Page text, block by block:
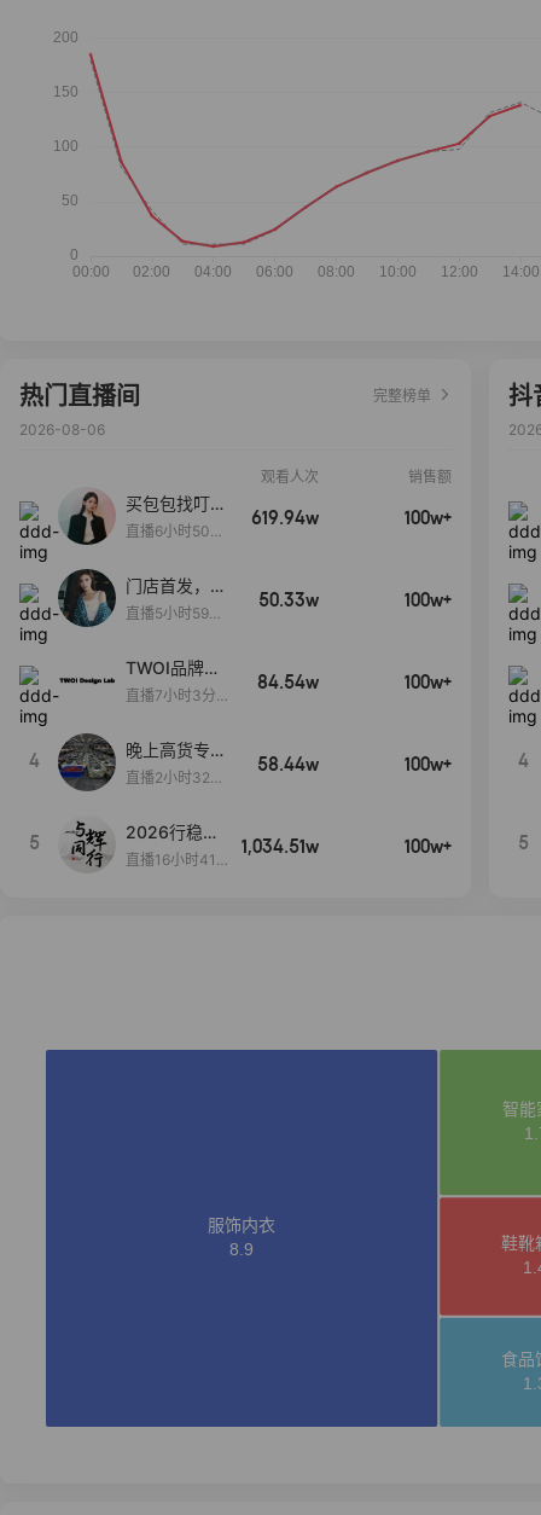
热门直播间
完整榜单
2026-08-06
观看人次 销售额
买包包找叮
当,一折购！
直播6小时50分
619.94w 100w+
门店首发，秋
款大上新！！
直播5小时59分
50.33w 100w+
TWOI品牌直
播间新款上
直播7小时3分5
84.54w 100w+
4
晚上高货专场
大放漏
直播2小时32分
58.44w 100w+
5
2026行稳致
远
直播16小时41
1,034.51w 100w+
抖
4
5